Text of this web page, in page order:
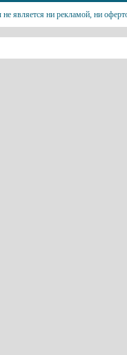
является ни рекламой, ни